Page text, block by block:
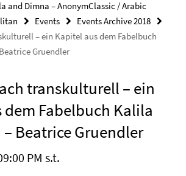
and Dimna – AnonymClassic / Arabic
Events
Events Archive 2018
– ein Kapitel aus dem Fabelbuch
Gruendler
transkulturell – ein
dem Fabelbuch Kalila
Beatrice Gruendler
PM s.t.